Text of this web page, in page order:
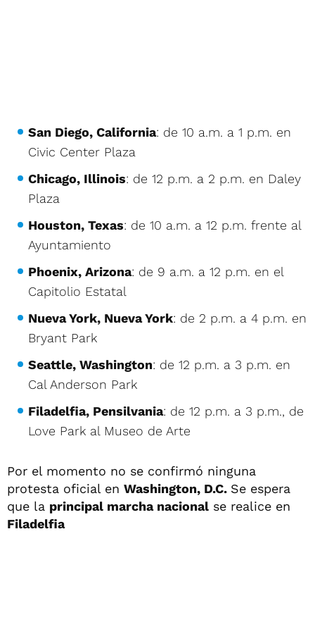
San Diego, California: de 10 a.m. a 1 p.m. en
Civic Center Plaza
Chicago, Illinois: de 12 p.m. a 2 p.m. en Daley
Plaza
Houston, Texas: de 10 a.m. a 12 p.m. frente al
Ayuntamiento
Phoenix, Arizona: de 9 a.m. a 12 p.m. en el
Capitolio Estatal
Nueva York, Nueva York: de 2 p.m. a 4 p.m. en
Bryant Park
Seattle, Washington: de 12 p.m. a 3 p.m. en
Cal Anderson Park
Filadelfia, Pensilvania: de 12 p.m. a 3 p.m., de
Love Park al Museo de Arte
Por el momento no se confirmó ninguna
protesta oficial en Washington, D.C. Se espera
que la principal marcha nacional se realice en
Filadelfia